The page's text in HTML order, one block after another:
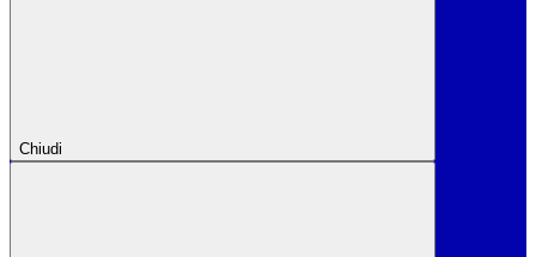
Chiudi